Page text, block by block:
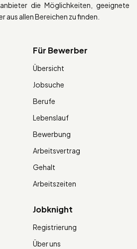
die Möglichkeiten, geeignete
aus allen Bereichen zu finden.
Für Bewerber
Übersicht
Jobsuche
Berufe
Lebenslauf
Bewerbung
Arbeitsvertrag
Gehalt
Arbeitszeiten
Jobknight
Registrierung
Über uns